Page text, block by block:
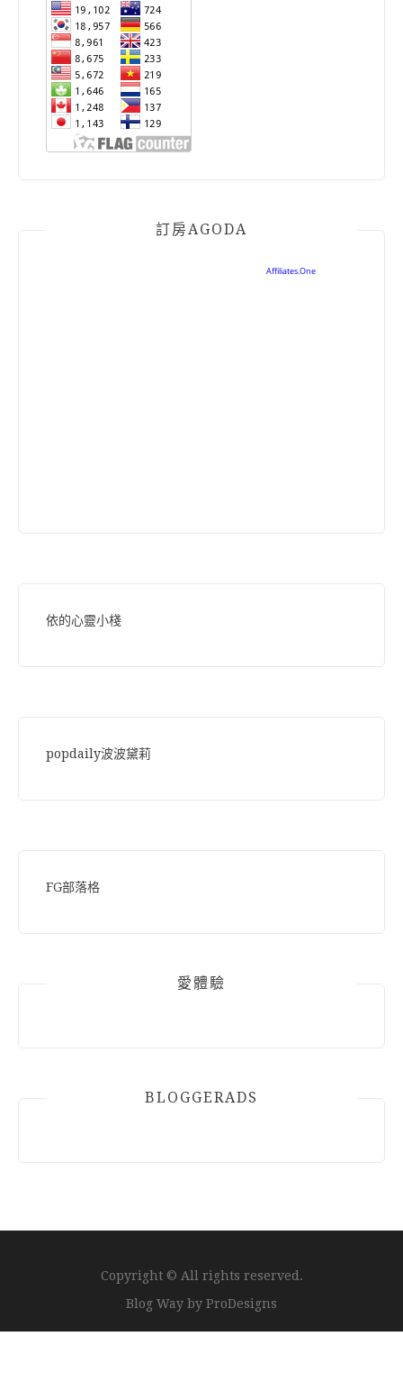
訂房AGODA
依的心靈小棧
popdaily波波黛莉
FG部落格
愛體驗
BLOGGERADS
Copyright © All rights reserved.
Blog Way by ProDesigns